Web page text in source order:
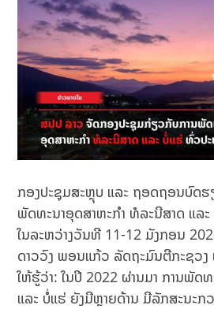
ກອງປະຊຸມສະຫຼຸບ ແລະ ຖອດຖອນບົດ
ພັດທະນາອຸດສາຫະກໍາ ທໍລະນີສາດ ແລ
ໃນລະຫວ່າງວັນທີ 11-12 ມັງກອນ
ດາວວົງ ພອນແກ້ວ ລັດຖະມົນຕີກະຊວງ
ໃຫ້ຮູ້ວ່າ: ໃນປີ 2022 ຜ່ານມາ ການພັດ
ແລະ ບໍ່ແຮ່ ຍັງມີຫຼາຍດ້ານ ມີລັກສະນະ